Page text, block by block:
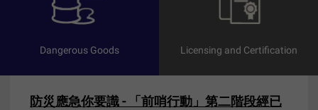
Dangerous Goods Licensing and Certification
防災應急你要識 - 「前哨行動」第二階段經已